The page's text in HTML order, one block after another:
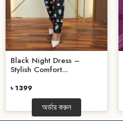
Black Night Dress –
Stylish Comfort...
৳ 1399
অর্ডার করুন